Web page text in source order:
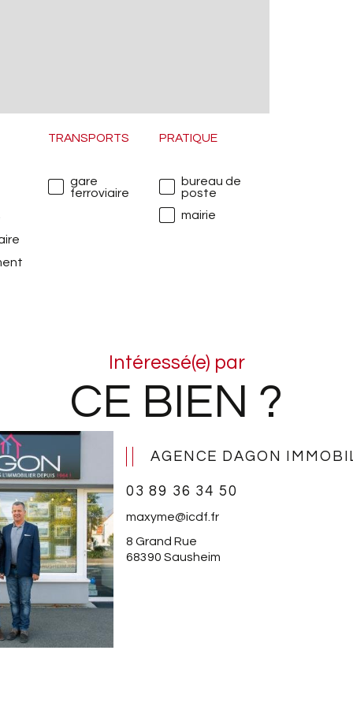
TRANSPORTS
gare
ferroviaire
PRATIQUE
bureau de
poste
mairie
Intéressé(e) par
CE BIEN ?
AGENCE DAGON
03 89 36 34 50
maxyme@icdf.fr
8 Grand Rue
68390 Sausheim